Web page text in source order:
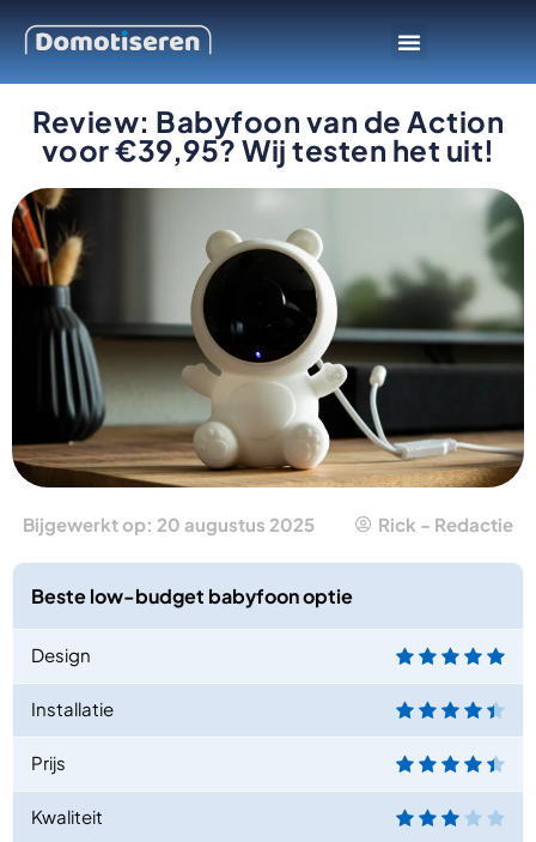
Review: Babyfoon van de Action
voor €39,95? Wij testen het uit!
Bijgewerkt op: 20 augustus 2025 Rick - Redactie
Beste low-budget babyfoon optie
Design
Installatie
Prijs
Kwaliteit